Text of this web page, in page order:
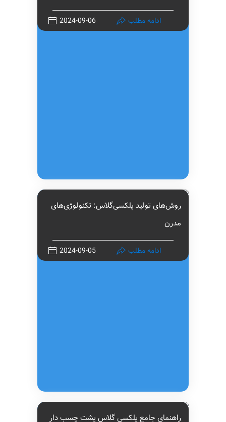
2024-09-06 ادامه مطلب
روش‌های تولید پلکسی‌گلاس: تکنولوژی‌های
مدرن
2024-09-05 ادامه مطلب
راهنمای جامع پلکسی گلاس پشت چسب دار